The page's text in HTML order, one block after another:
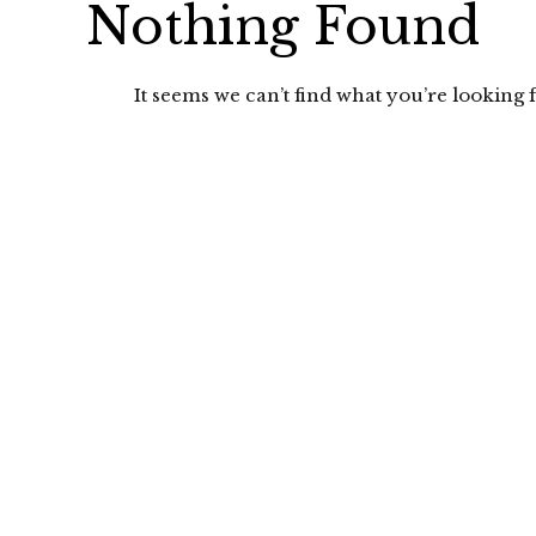
Nothing Found
It seems we can’t find what you’re looking